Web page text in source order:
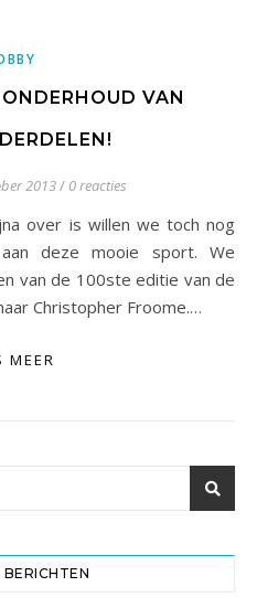
VAN
2013/ 0 reacties
deze mooie sport. We
van de 100ste editie van de
Christopher Froome.…
MEER
BERICHTEN